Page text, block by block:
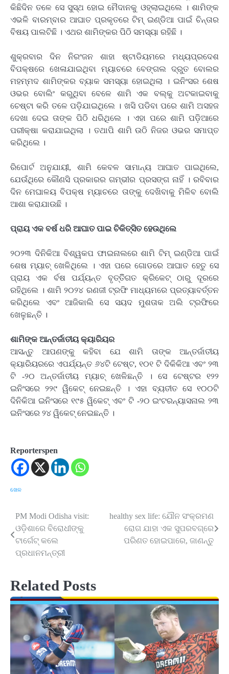
କିଛିଦିନ ତଳେ ସେ ସୁସ୍ଥ ହୋଇ ମୈଦାନକୁ ଓହ୍ଲାଇଥିଲେ । ଶାମିଙ୍କ
ଏଭଳି ବାରମ୍ବାର ଆଘାତ ପ୍ରକୃତରେ ଟିମ୍ ଇଣ୍ଡିଆ ପାଇଁ ଚିନ୍ତାର
ବିଷୟ ପାଲଟିଛି । ଏଥର ଶାମିଙ୍କର ପିଠି ସମସ୍ୟା ରହିଛି ।
ଶୁକ୍ରବାର ଦିନ ନିରଂଜନ ଶାହା ଷ୍ଟାଡିୟମରେ ମଧ୍ୟପ୍ରଦେଶ
ବିପକ୍ଷରେ ଖେଳାଯାଇଥିବା ମ୍ୟାଚରେ ବେଙ୍ଗଲ ଦ୍ରୁତ ବୋଲର
ମହମ୍ମଦ ଶାମିଙ୍କର ବ୍ୟାକ ସମସ୍ୟା ହୋଇଥିଲା । ଇନିଂସର ଶେଷ
ଓଭର ବୋଲିଂ କରୁଥିବା ବେଳେ ଶାମି ଏକ ବଲ୍‌କୁ ଅଟକାଇବାକୁ
ଚେଷ୍ଟା କରି ତଳେ ପଡ଼ିଯାଇଥିଲେ । ଖସି ପଡିବା ପରେ ଶାମି ଅସହଜ
ଦେଖା ଦେଇ ତାଙ୍କ ପିଠି ଧରିଥିଲେ । ଏହା ପରେ ଶାମି ପଡ଼ିଆରେ
ପରୀକ୍ଷା କରାଯାଇଥିଲା । ତଥାପି ଶାମି ଉଠି ନିଜର ଓଭର ସମାପ୍ତ
କରିଥିଲେ ।
ରିପୋର୍ଟ ଅନୁଯାୟୀ, ଶାମି କେବଳ ସାମାନ୍ୟ ଆଘାତ ପାଇଥିଲେ,
ଯେଉଁଥିରେ କୌଣସି ପ୍ରକାରର ଗମ୍ଭୀର ପ୍ରସଙ୍ଗ ନାହିଁ । ରବିବାର
ଦିନ ମେଘାଳୟ ବିପକ୍ଷ ମ୍ୟାଚରେ ତାଙ୍କୁ ଦେଖିବାକୁ ମିଳିବ ବୋଲି
ଆଶା କରାଯାଉଛି ।
ପ୍ରାୟ ଏକ ବର୍ଷ ଧରି ଆଘାତ ପାଇ ଚିକିତ୍ସିତ ହେଉଥିଲେ
୨୦୨୩ ଦିନିକିଆ ବିଶ୍ୱକପ ଫାଇନାଲରେ ଶାମି ଟିମ୍ ଇଣ୍ଡିଆ ପାଇଁ
ଶେଷ ମ୍ୟାଚ୍ ଖେଳିଥିଲେ । ଏହା ପରେ ଗୋଡରେ ଆଘାତ ହେତୁ ସେ
ପ୍ରାୟ ଏକ ର୍ବଷ ପର୍ଯ୍ୟନ୍ତ ବୃତ୍ତିିଗତ କ୍ରିକେଟ୍ ଠାରୁ ଦୂରରେ
ରହିଥିଲେ । ଶାମି ୨୦୨୪ ରଣଜୀ ଟ୍ରଫି ମାଧ୍ୟମରେ ପ୍ରତ୍ୟାବର୍ତ୍ତନ
କରିଥିଲେ ଏବଂ ଆଜିକାଲି ସେ ସୟଦ ମୁଶତାକ ଅଲି ଟ୍ରଫିରେ
ଖେଳୁଛନ୍ତି ।
ଶାମିଙ୍କ ଆନ୍ତର୍ଜାତୀୟ କ୍ୟାରିୟର
ଆସନ୍ତୁ ଆପଣଙ୍କୁ କହିବା ଯେ ଶାମି ତାଙ୍କ ଆନ୍ତର୍ଜାତୀୟ
କ୍ୟାରିୟରରେ ଏପର୍ଯ୍ୟନ୍ତ ୬୪ଟି ଟେଷ୍ଟ, ୧୦୧ ଟି ଦିକିକିଆ ଏବଂ ୨୩
ଟି -୨୦ ଅନ୍ତର୍ଜାତୀୟ ମ୍ୟାଚ୍ ଖେଳିଛନ୍ତି । ସେ ଟେଷ୍ଟର ୧୨୨
ଇନିଂସରେ ୨୨୯ ୱିିକେଟ୍ ନେଇଛନ୍ତି । ଏହା ବ୍ୟତୀତ ସେ ୧୦୦ଟି
ଦିନିକିଆ ଇନିଂସରେ ୧୯୫ ୱିକେଟ୍ ଏବଂ ଟି -୨୦ ଇଂଟରନ୍ୟାସନାଲ ୨୩
ଇନିଂସରେ ୨୪ ୱିକେଟ୍ ନେଇଛନ୍ତି ।
Reporterspen
ଖେଳ
Post
navigation
PM Modi Odisha visit:
ଓଡ଼ିଶାରେ ବିରୋଧୀଙ୍କୁ
ଟାର୍ଗେଟ୍ କଲେ
ପ୍ରଧାନମନ୍ତ୍ରୀ
healthy sex life: ଯୌନ ସଂକ୍ରମଣ
ରୋଗ ଯାହା ଏକ ସୁପରବଗ୍‌ରେ
ପରିଣତ ହୋଇପାରେ, ଜାଣନ୍ତୁ
Related Posts